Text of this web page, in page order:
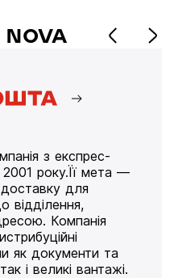
з експрес-
року.Її мета —
для
відділення,
Компанія
як документи та
і великі вантажі.